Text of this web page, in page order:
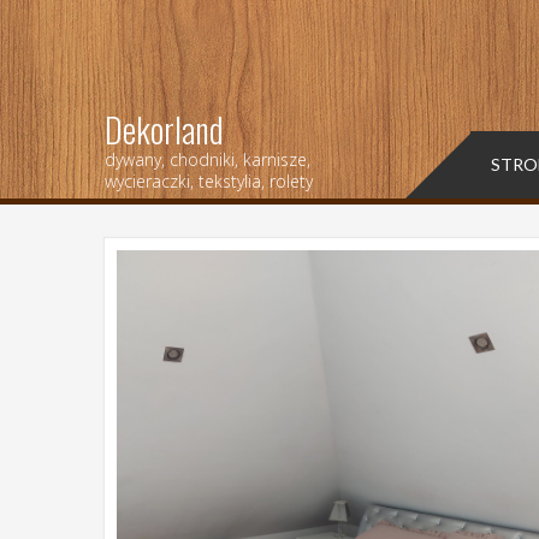
Dekorland
dywany, chodniki, karnisze,
wycieraczki, tekstylia, rolety